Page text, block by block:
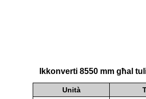
Ikkonverti 8550 mm għal
Unità